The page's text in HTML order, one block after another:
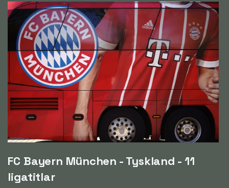
FC Bayern München - Tyskland - 11
ligatitlar